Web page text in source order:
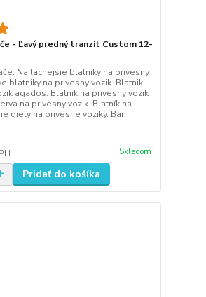
- Ľavý predný tranzit Custom 12-
Najlacnejsie blatniky na privesny
blatniky na privesny vozik. Blatnik
agados. Blatnik na privesny vozik
na privesny vozik. Blatník na
diely na privesne voziky. Ban
Skladom
Pridať do košíka